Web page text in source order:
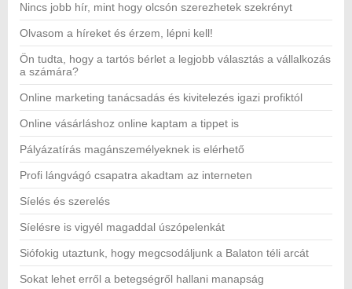
Nincs jobb hír, mint hogy olcsón szerezhetek szekrényt
Olvasom a híreket és érzem, lépni kell!
Ön tudta, hogy a tartós bérlet a legjobb választás a vállalkozás
a számára?
Online marketing tanácsadás és kivitelezés igazi profiktól
Online vásárláshoz online kaptam a tippet is
Pályázatírás magánszemélyeknek is elérhető
Profi lángvágó csapatra akadtam az interneten
Síelés és szerelés
Síelésre is vigyél magaddal úszópelenkát
Siófokig utaztunk, hogy megcsodáljunk a Balaton téli arcát
Sokat lehet erről a betegségről hallani manapság